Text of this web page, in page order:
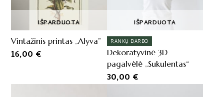
Vintažinis printas „Alyva”
16,00 €
IŠPARDUOTA
RANKŲ DARBO
Dekoratyvinė 3D
pagalvėlė „Sukulentas“
30,00 €
IŠPARDUOTA